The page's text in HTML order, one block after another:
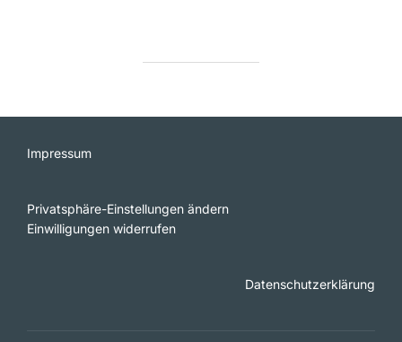
Impressum
Privatsphäre-Einstellungen ändern
Einwilligungen widerrufen
Datenschutzerklärung